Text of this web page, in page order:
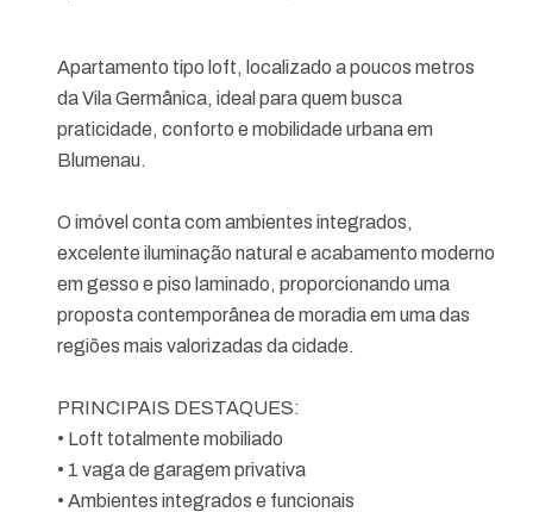
Apartamento tipo loft, localizado a poucos metros
da Vila Germânica, ideal para quem busca
praticidade, conforto e mobilidade urbana em
Blumenau.
O imóvel conta com ambientes integrados,
excelente iluminação natural e acabamento moderno
em gesso e piso laminado, proporcionando uma
proposta contemporânea de moradia em uma das
regiões mais valorizadas da cidade.
PRINCIPAIS DESTAQUES:
• Loft totalmente mobiliado
• 1 vaga de garagem privativa
• Ambientes integrados e funcionais